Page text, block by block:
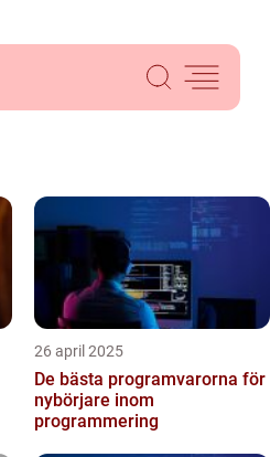
26 april 2025
De bästa programvarorna för
nybörjare inom
programmering